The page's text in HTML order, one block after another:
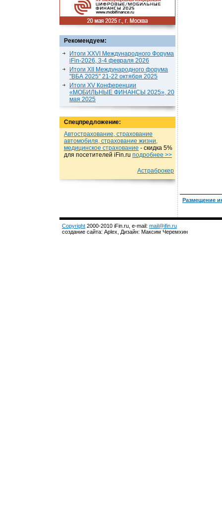
Рекомендуем:
Итоги XXVI Международного Форума
iFin-2026, 3-4 февраля 2026
Итоги XII Международного форума
"ВБА 2025" 21-22 октября 2025
Итоги XV Конференции
«МОБИЛЬНЫЕ ФИНАНСЫ 2025», 20
мая 2025
Спецпредложение:
Автострахование, страхование
автомобиля, страхование жизни,
медицинское страхование - cкидка 5%
для посетителей iFin.ru подробнеe >>
Астраброкер
Размещение
Copyright 2000-2010 iFin.ru, e-mail: mail@ifin.ru
создание сайта: Aplex, Дизайн: Максим Черемхин